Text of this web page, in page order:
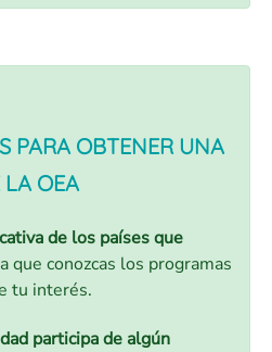
PARA OBTENER UNA
LA OEA
de los países que
que conozcas los programas
tu interés.
participa de algún